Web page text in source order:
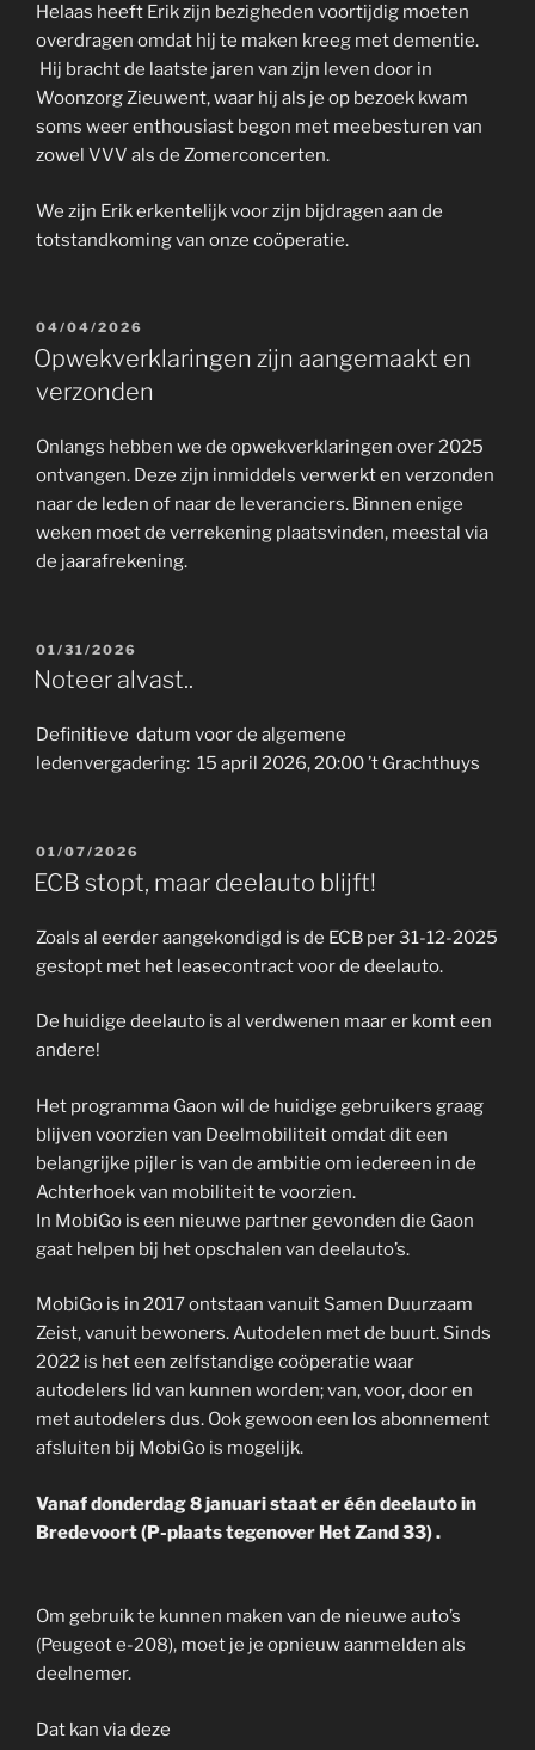
Helaas heeft Erik zijn bezigheden voortijdig moeten
overdragen omdat hij te maken kreeg met dementie.
Hij bracht de laatste jaren van zijn leven door in
Woonzorg Zieuwent, waar hij als je op bezoek kwam
soms weer enthousiast begon met meebesturen van
zowel VVV als de Zomerconcerten.
We zijn Erik erkentelijk voor zijn bijdragen aan de
totstandkoming van onze coöperatie.
GEPLAATST
OP
04/04/2026
Opwekverklaringen zijn aangemaakt en
verzonden
Onlangs hebben we de opwekverklaringen over 2025
ontvangen. Deze zijn inmiddels verwerkt en verzonden
naar de leden of naar de leveranciers. Binnen enige
weken moet de verrekening plaatsvinden, meestal via
de jaarafrekening.
GEPLAATST
OP
01/31/2026
Noteer alvast..
Definitieve datum voor de algemene
ledenvergadering: 15 april 2026, 20:00 ’t Grachthuys
GEPLAATST
OP
01/07/2026
ECB stopt, maar deelauto blijft!
Zoals al eerder aangekondigd is de ECB per 31-12-2025
gestopt met het leasecontract voor de deelauto.
De huidige deelauto is al verdwenen maar er komt een
andere!
Het programma Gaon wil de huidige gebruikers graag
blijven voorzien van Deelmobiliteit omdat dit een
belangrijke pijler is van de ambitie om iedereen in de
Achterhoek van mobiliteit te voorzien.
In MobiGo is een nieuwe partner gevonden die Gaon
gaat helpen bij het opschalen van deelauto’s.
MobiGo is in 2017 ontstaan vanuit Samen Duurzaam
Zeist, vanuit bewoners. Autodelen met de buurt. Sinds
2022 is het een zelfstandige coöperatie waar
autodelers lid van kunnen worden; van, voor, door en
met autodelers dus. Ook gewoon een los abonnement
afsluiten bij MobiGo is mogelijk.
Vanaf donderdag 8 januari staat er één deelauto in
Bredevoort (P-plaats tegenover Het Zand 33) .
Om gebruik te kunnen maken van de nieuwe auto’s
(Peugeot e-208), moet je je opnieuw aanmelden als
deelnemer.
Dat kan via deze